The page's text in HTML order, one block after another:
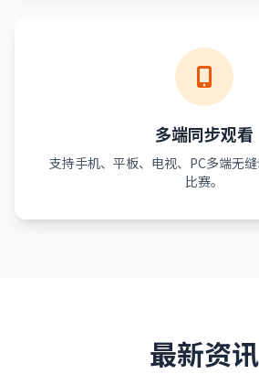
多端同步观看
支持手机、平板、电视、PC多端无
比赛。
最新资讯